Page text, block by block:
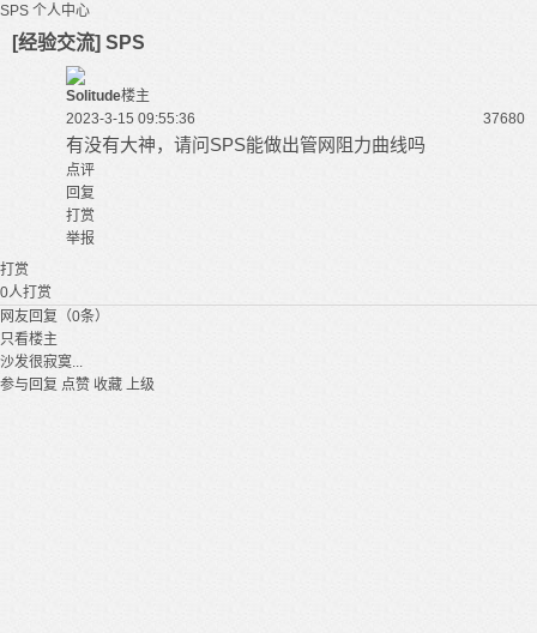
SPS 个人中心
[经验交流] SPS
Solitude楼主
2023-3-15 09:55:36
37680
有没有大神，请问SPS能做出管网阻力曲线吗
点评
回复
打赏
举报
打赏
0人打赏
网友回复（0条）
只看楼主
沙发很寂寞...
参与回复 点赞 收藏 上级